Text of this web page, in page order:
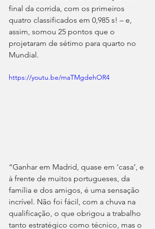
final da corrida, com os primeiros
quatro classificados em 0,985 s! – e,
assim, somou 25 pontos que o
projetaram de sétimo para quarto no
Mundial.
https://youtu.be/maTMgdehOR4
“Ganhar em Madrid, quase em ‘casa’, e
à frente de muitos portugueses, da
família e dos amigos, é uma sensação
incrível. Não foi fácil, com a chuva na
qualificação, o que obrigou a trabalho
tanto estratégico como técnico, mas o